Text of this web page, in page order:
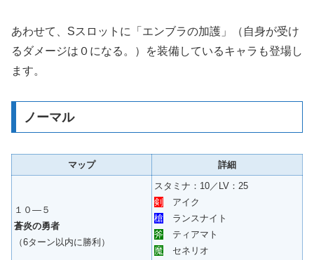
あわせて、Sスロットに「エンブラの加護」（自身が受け
るダメージは０になる。）を装備しているキャラも登場し
ます。
ノーマル
マップ 詳細
１０―５
蒼炎の勇者
（6ターン以内に勝利）
スタミナ：10／LV：25
剣 アイク
槍 ランスナイト
斧 ティアマト
魔 セネリオ